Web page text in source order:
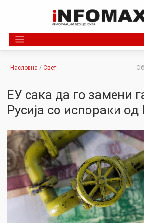
Насловна / Свет
ЕУ сака да го замени
Русија со испораки од